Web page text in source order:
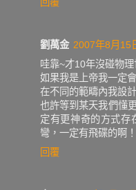
劉萬金 2007年8月15
哇靠~才10年沒碰物
如果我是上帝我一定
在不同的範疇內我設
也許等到某天我們懂
定有更神奇的方式存
彎，一定有飛碟的啊！
回覆